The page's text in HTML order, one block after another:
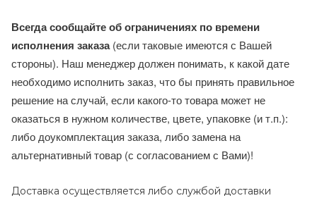
Всегда сообщайте об ограничениях по времени
исполнения заказа(если таковые имеются с Вашей
стороны). Наш менеджер должен понимать, к какой дате
необходимо исполнить заказ, что бы принять правильное
решение на случай, если какого-то товара может не
оказаться в нужном количестве, цвете, упаковке (и т.п.):
либо доукомплектация заказа, либо замена на
альтернативный товар (с согласованием с Вами)!
Доставка осуществляется либо службой доставки